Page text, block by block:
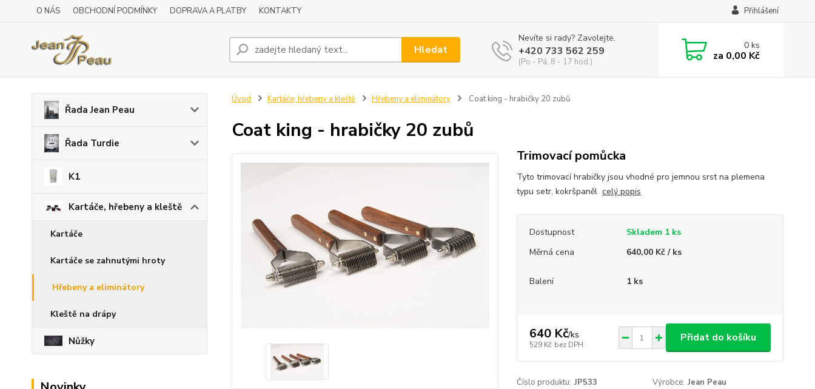
O NÁS OBCHODNÍ PODMÍNKY DOPRAVA A PLATBY KONTAKTY Přihlášení
Hledat
Nevíte si rady? Zavolejte.
+420 733 562 259
(Po - Pá, 8 - 17 hod.)
0ks
za 0,00 Kč
Řada Jean Peau
Řada Turdie
K1
Kartáče, hřebeny a kleště
Kartáče
Kartáče se zahnutými hroty
Hřebeny a eliminátory
Kleště na drápy
Nůžky
Úvod Kartáče, hřebeny a kleště Hřebeny a eliminátory Coat king - hrabičky 20 zubů
Coat king - hrabičky 20 zubů
Trimovací pomůcka
Tyto trimovací hrabičky jsou vhodné pro jemnou srst na plemena
typu setr, kokršpaněl celý popis
Dostupnost
Skladem 1 ks
Měrná cena
640,00 Kč / ks
Balení 1 ks
640 Kč/ks
529 Kč bez DPH
Přidat do košíku
Číslo produktu: JP533 Výrobce: Jean Peau